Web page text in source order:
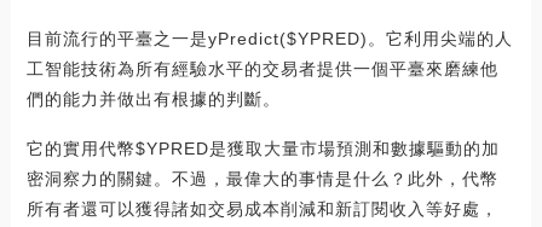
目前流行的平臺之一是yPredict($YPRED)。它利用尖端的人
工智能技術為所有經驗水平的交易者提供一個平臺來磨練他
們的能力并做出有根據的判斷。
它的實用代幣$YPRED是獲取大量市場預測和數據驅動的加
密洞察力的關鍵。不過，最偉大的事情是什么？此外，代幣
所有者還可以獲得諸如交易成本削減和新訂閱收入等好處，